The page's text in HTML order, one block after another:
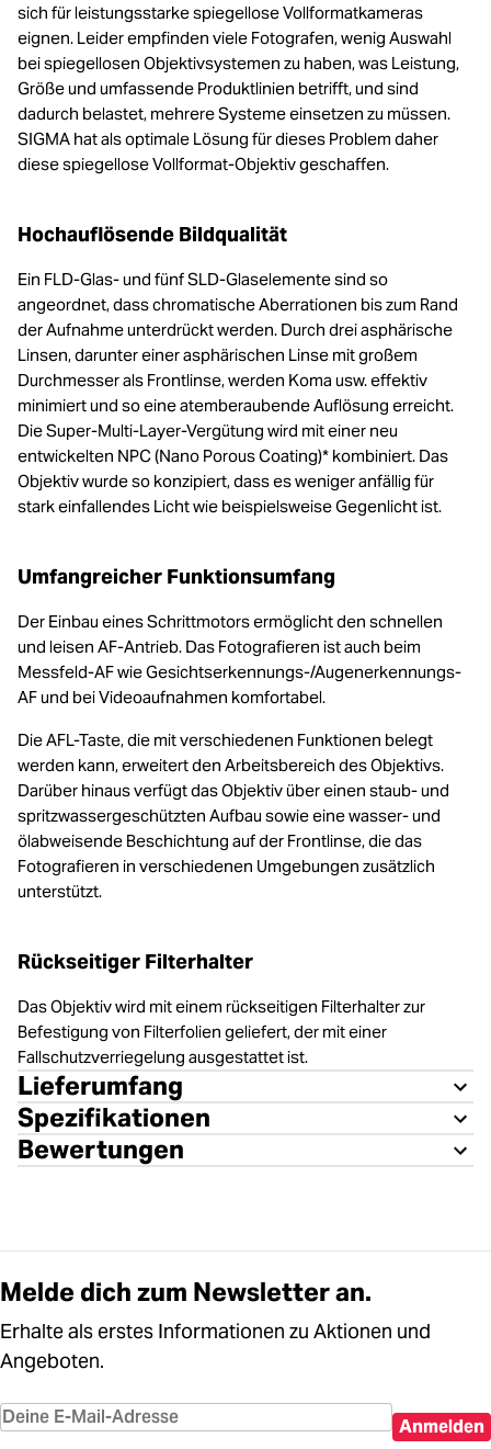
sich für leistungsstarke spiegellose Vollformatkameras
eignen. Leider empfinden viele Fotografen, wenig Auswahl
bei spiegellosen Objektivsystemen zu haben, was Leistung,
Größe und umfassende Produktlinien betrifft, und sind
dadurch belastet, mehrere Systeme einsetzen zu müssen.
SIGMA hat als optimale Lösung für dieses Problem daher
diese spiegellose Vollformat-Objektiv geschaffen.
Hochauflösende Bildqualität
Ein FLD-Glas- und fünf SLD-Glaselemente sind so
angeordnet, dass chromatische Aberrationen bis zum Rand
der Aufnahme unterdrückt werden. Durch drei asphärische
Linsen, darunter einer asphärischen Linse mit großem
Durchmesser als Frontlinse, werden Koma usw. effektiv
minimiert und so eine atemberaubende Auflösung erreicht.
Die Super-Multi-Layer-Vergütung wird mit einer neu
entwickelten NPC (Nano Porous Coating)* kombiniert. Das
Objektiv wurde so konzipiert, dass es weniger anfällig für
stark einfallendes Licht wie beispielsweise Gegenlicht ist.
Umfangreicher Funktionsumfang
Der Einbau eines Schrittmotors ermöglicht den schnellen
und leisen AF-Antrieb. Das Fotografieren ist auch beim
Messfeld-AF wie Gesichtserkennungs-/Augenerkennungs-
AF und bei Videoaufnahmen komfortabel.
Die AFL-Taste, die mit verschiedenen Funktionen belegt
werden kann, erweitert den Arbeitsbereich des Objektivs.
Darüber hinaus verfügt das Objektiv über einen staub- und
spritzwassergeschützten Aufbau sowie eine wasser- und
ölabweisende Beschichtung auf der Frontlinse, die das
Fotografieren in verschiedenen Umgebungen zusätzlich
unterstützt.
Rückseitiger Filterhalter
Das Objektiv wird mit einem rückseitigen Filterhalter zur
Befestigung von Filterfolien geliefert, der mit einer
Fallschutzverriegelung ausgestattet ist.
Lieferumfang
Spezifikationen
Bewertungen
Melde dich zum Newsletter an.
Erhalte als erstes Informationen zu Aktionen und
Angeboten.
Anmelden